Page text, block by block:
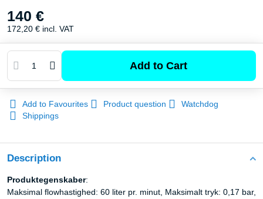
140 €
172,20 € incl. VAT
Add to Cart
Add to Favourites Product question
Watchdog
Shippings
Description
Produktegenskaber:
Maksimal flowhastighed: 60 liter pr. minut, Maksimalt tryk: 0,17 bar,